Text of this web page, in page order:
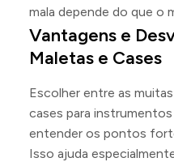
mala depende do que o
Vantagens e
Maletas e Cases
Escolher entre as
cases para
entender os pontos
Isso ajuda